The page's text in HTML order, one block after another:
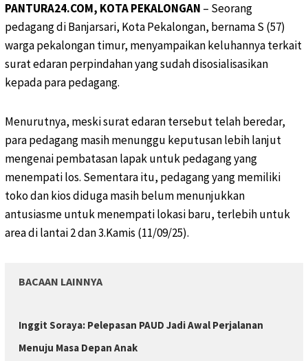
PANTURA24.COM, KOTA PEKALONGAN – Seorang
pedagang di Banjarsari, Kota Pekalongan, bernama S (57)
warga pekalongan timur, menyampaikan keluhannya terkait
surat edaran perpindahan yang sudah disosialisasikan
kepada para pedagang.
Menurutnya, meski surat edaran tersebut telah beredar,
para pedagang masih menunggu keputusan lebih lanjut
mengenai pembatasan lapak untuk pedagang yang
menempati los. Sementara itu, pedagang yang memiliki
toko dan kios diduga masih belum menunjukkan
antusiasme untuk menempati lokasi baru, terlebih untuk
area di lantai 2 dan 3.Kamis (11/09/25).
BACAAN LAINNYA
Inggit Soraya: Pelepasan PAUD Jadi Awal Perjalanan
Menuju Masa Depan Anak